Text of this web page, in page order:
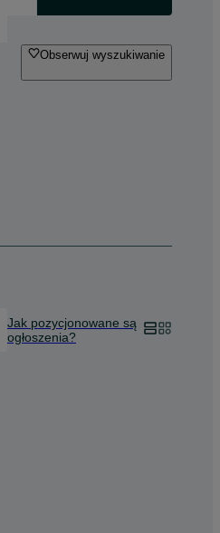
Obserwuj wyszukiwanie
Jak pozycjonowane są
ogłoszenia?